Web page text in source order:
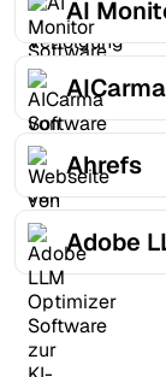
AI
AICarma
Ahrefs
Adobe